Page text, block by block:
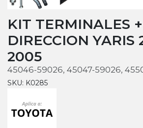
KIT TERMINALES
DIRECCION YARIS
2005
45046-59026, 45047-59026,
SKU: K0285